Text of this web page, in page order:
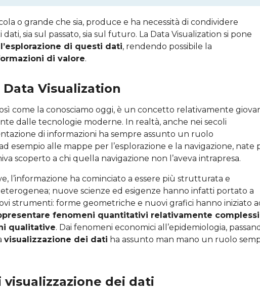
o grande che sia, produce e ha necessità di condividere
sia sul passato, sia sul futuro. La Data Visualization si pone
di questi dati, rendendo possibile la
di valore.
Visualization
come la conosciamo oggi, è un concetto relativamente
dalle tecnologie moderne. In realtà, anche nei secoli
di informazioni ha sempre assunto un ruolo
esempio alle mappe per l’esplorazione e la navigazione, nate
scoperto a chi quella navigazione non l’aveva intrapresa.
l’informazione ha cominciato a essere più strutturata e
nuove scienze ed esigenze hanno infatti portato a
strumenti: forme geometriche e nuovi grafici hanno iniziato
fenomeni quantitativi relativamente complessi
qualitative. Dai fenomeni economici all’epidemiologia,
visualizzazione dei dati ha assunto man mano un ruolo
dei dati